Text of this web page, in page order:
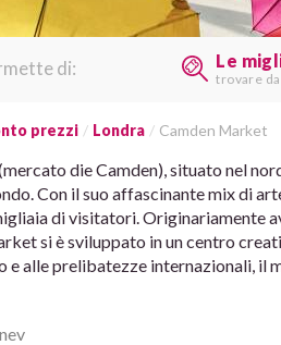
di: Le
trovare da
prezzi Londra Camden Market
die Camden), situato nel
Con il suo affascinante mix di
di visitatori. Originariamente
si è sviluppato in un centro
e alle prelibatezze internazionali, il